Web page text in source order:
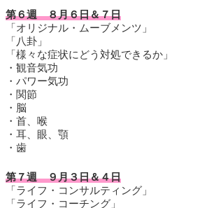
第６週 ８月６日＆７日
「オリジナル・ムーブメンツ」
「八卦」
「様々な症状にどう対処できるか」
・観音気功
・パワー気功
・関節
・脳
・首、喉
・耳、眼、顎
・歯
第７週 ９月３日＆４日
「ライフ・コンサルティング」
「ライフ・コーチング」